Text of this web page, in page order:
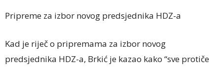
Pripreme za izbor novog predsjednika HDZ-a
Kad je riječ o pripremama za izbor novog
predsjednika HDZ-a, Brkić je kazao kako “sve protiče